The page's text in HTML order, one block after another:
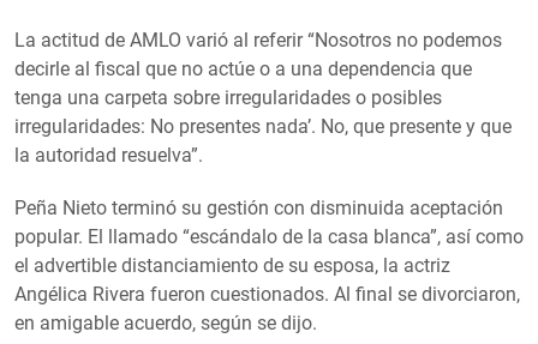
La actitud de AMLO varió al referir “Nosotros no podemos
decirle al fiscal que no actúe o a una dependencia que
tenga una carpeta sobre irregularidades o posibles
irregularidades: No presentes nada’. No, que presente y que
la autoridad resuelva”.
Peña Nieto terminó su gestión con disminuida aceptación
popular. El llamado “escándalo de la casa blanca”, así como
el advertible distanciamiento de su esposa, la actriz
Angélica Rivera fueron cuestionados. Al final se divorciaron,
en amigable acuerdo, según se dijo.